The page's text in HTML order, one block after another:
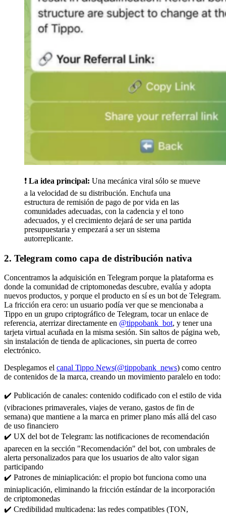
❗ La idea principal: Una mecánica viral sólo se mueve
a la velocidad de su distribución. Enchufa una
estructura de remisión de pago de por vida en las
comunidades adecuadas, con la cadencia y el tono
adecuados, y el crecimiento dejará de ser una partida
presupuestaria y empezará a ser un sistema
autorreplicante.
2. Telegram como capa de distribución nativa
Concentramos la adquisición en Telegram porque la plataforma es
donde la comunidad de criptomonedas descubre, evalúa y adopta
nuevos productos, y porque el producto en sí es un bot de Telegram.
La fricción era cero: un usuario podía ver que se mencionaba a
Tippo en un grupo criptográfico de Telegram, tocar un enlace de
referencia, aterrizar directamente en @tippobank_bot, y tener una
tarjeta virtual acuñada en la misma sesión. Sin saltos de página web,
sin instalación de tienda de aplicaciones, sin puerta de correo
electrónico.
Desplegamos el canal Tippo News(@tippobank_news) como centro
de contenidos de la marca, creando un movimiento paralelo en todo:
✔️ Publicación de canales: contenido codificado con el estilo de vida
(vibraciones primaverales, viajes de verano, gastos de fin de
semana) que mantiene a la marca en primer plano más allá del caso
de uso financiero
✔️ UX del bot de Telegram: las notificaciones de recomendación
aparecen en la sección "Recomendación" del bot, con umbrales de
alerta personalizados para que los usuarios de alto valor sigan
participando
✔️ Patrones de miniaplicación: el propio bot funciona como una
miniaplicación, eliminando la fricción estándar de la incorporación
de criptomonedas
✔️ Credibilidad multicadena: las redes compatibles (TON,